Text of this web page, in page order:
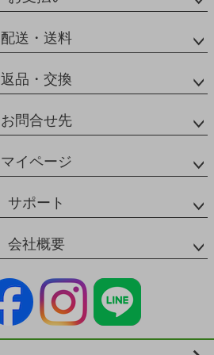
配送・送料
返品・交換
お問合せ先
マイページ
サポート
会社概要